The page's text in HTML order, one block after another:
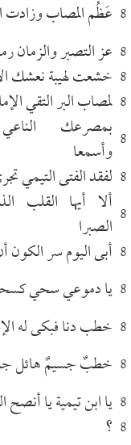
عَظُم المصاب وزادت
عز التصبر والزمان
خشعت لهيبة نعشك
لمصاب البر التقي
بمصرعك
وأسمعا
لفقد الفتى التيمي
ألا أيها القلب
الصبرا
أبى اليوم سر الكون
يا دموعي سحي
خطب دنا فبكى له
خطبٌ جسيمٌ هائل
يا ابن تيمية يا أنصح
؟